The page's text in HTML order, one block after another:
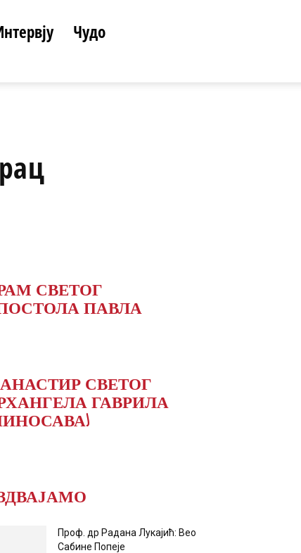
Чудо
СВЕТОГ
ПАВЛА
СВЕТОГ
ГАВРИЛА
Проф. др Радана Лукајић: Вео
Сабине Попеје